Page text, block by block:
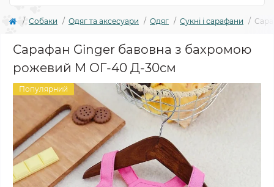
Собаки Одяг та аксесуари Одяг Сукні і сарафани
Сарафан Ginger бавовна з бахромою
рожевий M ОГ-40 Д-30см
Популярний